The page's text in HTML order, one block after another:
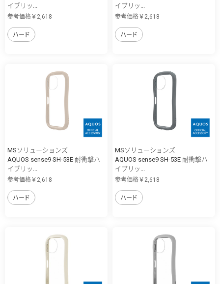
イブリッ...
参考価格￥2,618
ハード
イブリッ...
参考価格￥2,618
ハード
MSソリューションズ
AQUOS sense9 SH-53E 耐衝撃ハ
イブリッ...
参考価格￥2,618
ハード
MSソリューションズ
AQUOS sense9 SH-53E 耐衝撃ハ
イブリッ...
参考価格￥2,618
ハード